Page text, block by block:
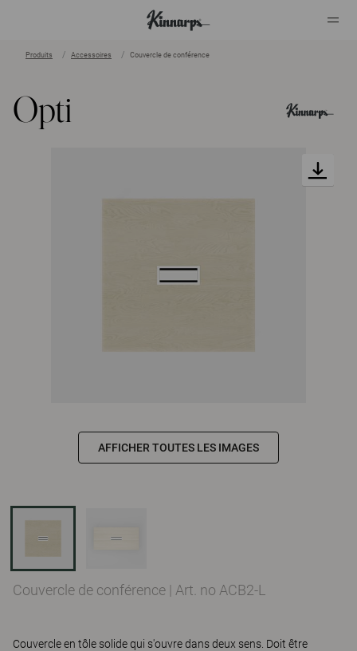
Produits Accessoires Couvercle de conférence
Opti
AFFICHER TOUTES LES IMAGES
Couvercle de conférence | Art. no ACB2-L
Couvercle en tôle solide qui s'ouvre dans deux sens. Doit être